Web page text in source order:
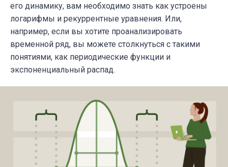
его динамику, вам необходимо знать как устроены
логарифмы и рекуррентные уравнения. Или,
например, если вы хотите проанализировать
временной ряд, вы можете столкнуться с такими
понятиями, как периодические функции и
экспоненциальный распад.